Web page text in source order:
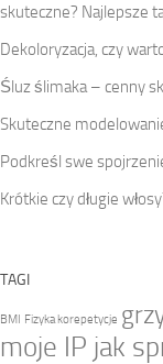
skuteczne? Najlepsze
Dekoloryzacja, czy
Śluz ślimaka – cenny
Skuteczne
Podkreśl swe
Krótkie czy długie
TAGI
BMI Fizyka korepetycje
moje IP jak